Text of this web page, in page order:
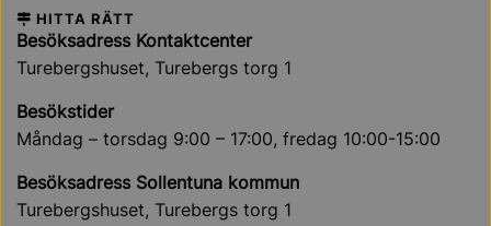
HITTA RÄTT
Besöksadress Kontaktcenter
Turebergshuset, Turebergs torg 1
Besökstider
Måndag – torsdag 9:00 – 17:00, fredag 10:00-15:00
Besöksadress Sollentuna kommun
Turebergshuset, Turebergs torg 1